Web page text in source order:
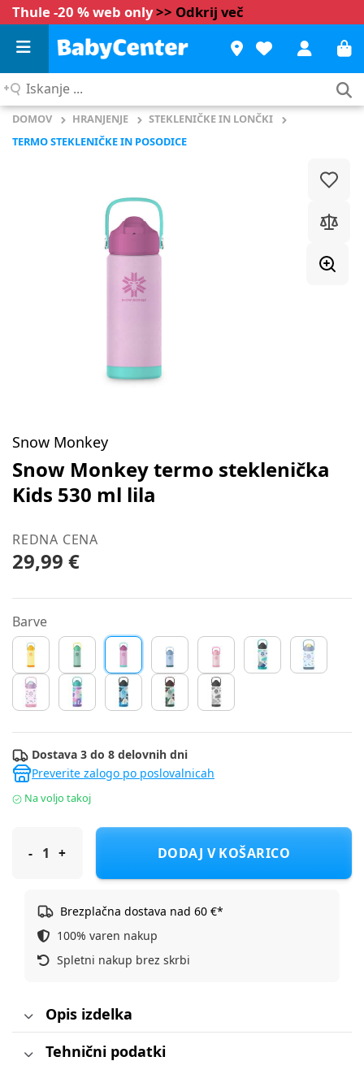
Thule -20 % web only>> Odkrij več
Iskanje
DOMOV HRANJENJE
STEKLENIČKE IN LONČKI
TERMO STEKLENIČKE IN POSODICE
Snow Monkey
Snow Monkey termo steklenička
Kids 530 ml lila
REDNA CENA
29,99 €
Barve
Dostava 3 do 8 delovnih dni
Preverite zalogo po poslovalnicah
Na voljo takoj
Snow Monkey termo steklenička Kids 530 ml lila
DODAJ V KOŠARICO
Brezplačna dostava nad 60 €*
100% varen nakup
Spletni nakup brez skrbi
Opis izdelka
Tehnični podatki